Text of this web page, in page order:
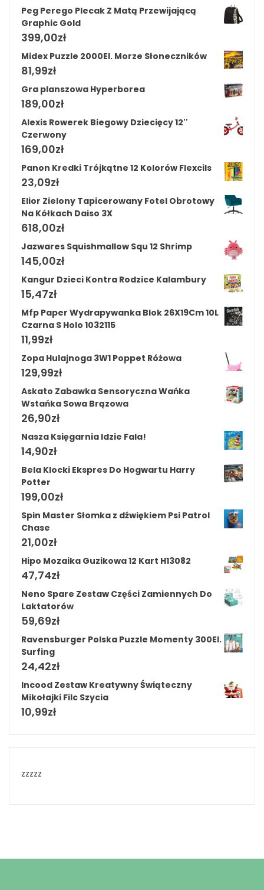
Peg Perego Plecak Z Matą Przewijającą
Graphic Gold
399,00zł
Midex Puzzle 2000El. Morze Słoneczników
81,99zł
Gra planszowa Hyperborea
189,00zł
Alexis Rowerek Biegowy Dziecięcy 12''
Czerwony
169,00zł
Panon Kredki Trójkątne 12 Kolorów Flexcils
23,09zł
Elior Zielony Tapicerowany Fotel Obrotowy
Na Kółkach Daiso 3X
618,00zł
Jazwares Squishmallow Squ 12 Shrimp
145,00zł
Kangur Dzieci Kontra Rodzice Kalambury
15,47zł
Mfp Paper Wydrapywanka Blok 26X19Cm 10L
Czarna S Holo 1032115
11,99zł
Zopa Hulajnoga 3W1 Poppet Różowa
129,99zł
Askato Zabawka Sensoryczna Wańka
Wstańka Sowa Brązowa
26,90zł
Nasza Księgarnia Idzie Fala!
14,90zł
Bela Klocki Ekspres Do Hogwartu Harry
Potter
199,00zł
Spin Master Słomka z dźwiękiem Psi Patrol
Chase
21,00zł
Hipo Mozaika Guzikowa 12 Kart H13082
47,74zł
Neno Spare Zestaw Części Zamiennych Do
Laktatorów
59,69zł
Ravensburger Polska Puzzle Momenty 300El.
Surfing
24,42zł
Incood Zestaw Kreatywny Świąteczny
Mikołajki Filc Szycia
10,99zł
zzzzz